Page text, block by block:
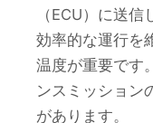
（ECU）に送
効率的な運行を
温度が重要です
ンスミッション
があります。